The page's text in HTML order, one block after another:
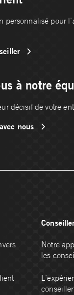
personnalisé pour
à notre
décisif de votre
nous
Notre
les